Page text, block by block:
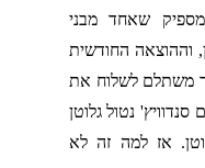
שאחד מבני
וההוצאה החודשית
משתלם לשלוח את
נטול גלוטן
אז למה זה לא